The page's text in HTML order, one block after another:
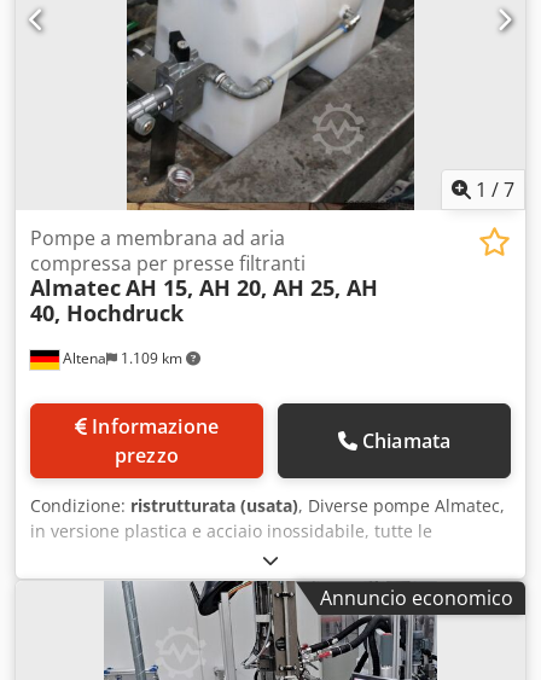
1 /7
Altena 1.109 km
Pompe a membrana ad aria
compressa per presse filtranti
AlmatecAH 15, AH 20, AH 25, AH
40, Hochdruck
prezzo
Chiamata
Condizione: ristrutturata (usata), Diverse pompe Almatec,
in versione plastica e acciaio inossidabile, tutte le
dimensioni della serie AH, completamente revisionate e
disponibili in tempi brevi. Dodpfx Aljfcy A Ho Rjck
Annuncio economico